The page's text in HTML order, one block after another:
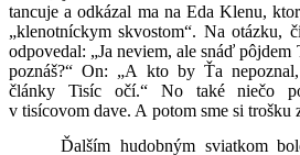
tancuje a odkázal ma na Eda Klenu,
„klenotníckym skvostom“. Na otázku,
odpovedal: „Ja neviem, ale snáď pôjdem
poznáš?“ On: „A kto by Ťa
články Tisíc očí.“ No také niečo
v tisícovom dave. A potom sme si trošku
Ďalším hudobným sviatkom